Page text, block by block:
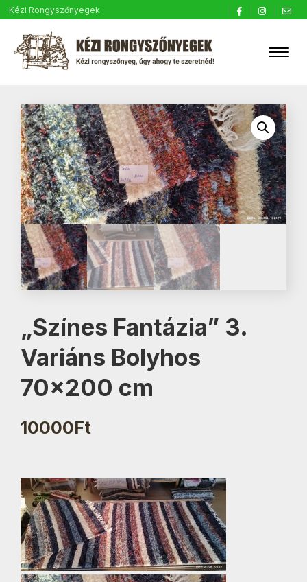
Kézi Rongyszőnyegek
„Színes Fantázia” 3.
Variáns Bolyhos
70×200 cm
10000Ft